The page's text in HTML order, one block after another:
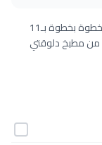
طريقة عمل الخضار المشوى على الطريقة الأمريكية خطوة بخطوة بـ11
من مطبخ دلوقتي